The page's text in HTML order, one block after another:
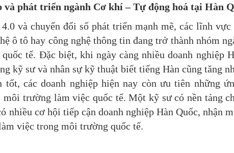
phát triển ngành Cơ khí – Tự động hoá tại Hàn
và chuyển đổi số phát triển mạnh mẽ, các lĩnh
ô tô hay công nghệ thông tin đang trở thành nhóm
tế. Đặc biệt, khi ngày càng nhiều doanh nghiệp
kỹ sư và nhân sự kỹ thuật biết tiếng Hàn cũng tăng
tốt, các doanh nghiệp hiện nay còn ưu tiên những
trường làm việc quốc tế. Một kỹ sư có nền tảng
nhiều cơ hội tiếp cận doanh nghiệp Hàn Quốc, nhận
việc trong môi trường quốc tế.